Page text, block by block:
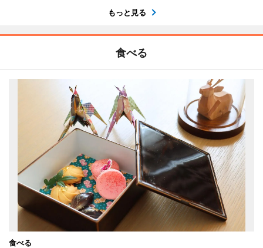
もっと見る
食べる
食べる